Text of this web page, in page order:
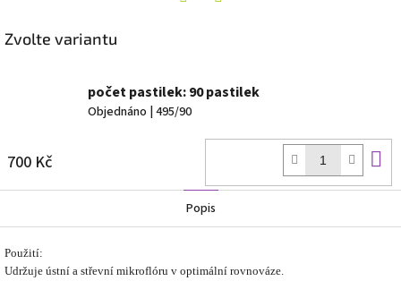
Zvolte variantu
počet pastilek: 90 pastilek
Objednáno | 495/90
700 Kč
Popis
Použití:
Udržuje ústní a střevní mikroflóru v optimální rovnováze.